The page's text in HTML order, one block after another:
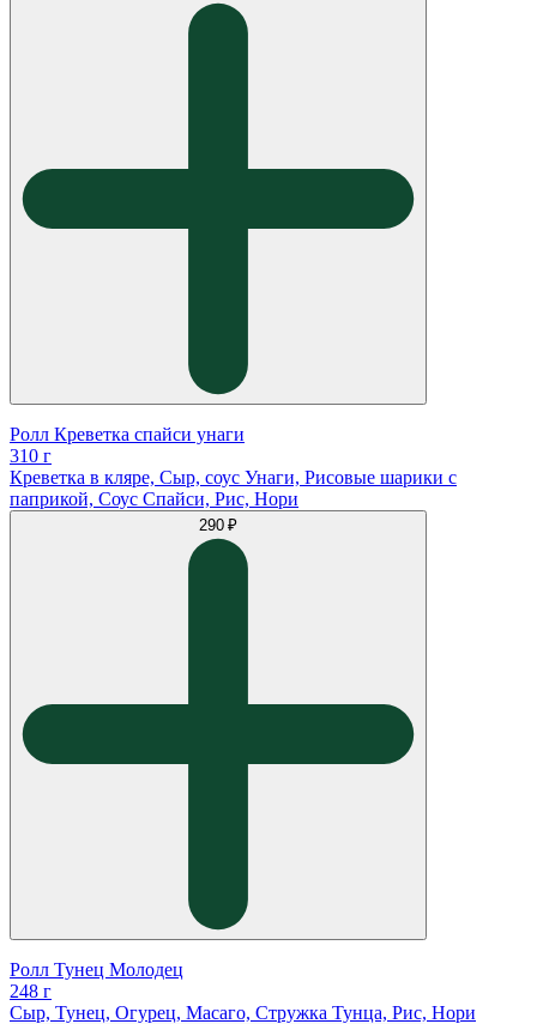
Ролл Креветка спайси унаги
310 г
Креветка в кляре, Сыр, соус Унаги, Рисовые шарики с
паприкой, Соус Спайси, Рис, Нори
290 ₽
Ролл Тунец Молодец
248 г
Сыр, Тунец, Огурец, Масаго, Стружка Тунца, Рис, Нори